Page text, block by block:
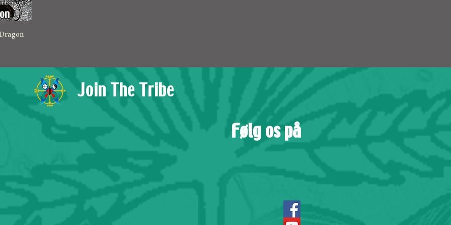
Join The Tribe
Følg os på